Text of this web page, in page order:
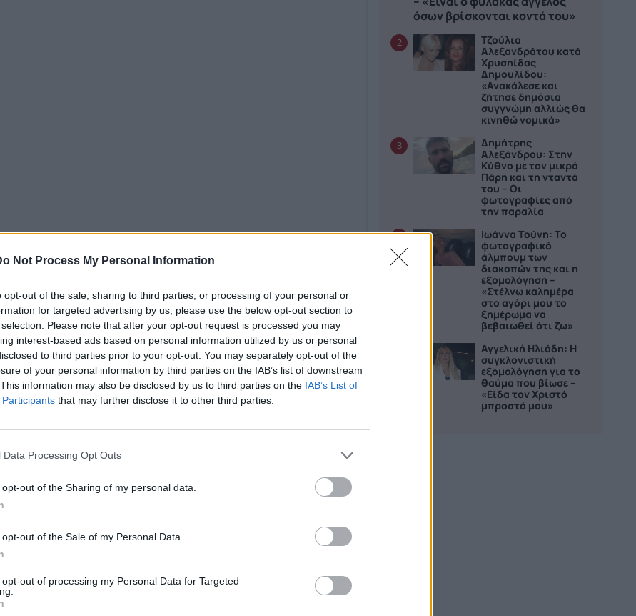
Not Process My Personal Information
opt-out of the sale, sharing to third parties, or processing of your personal or
for targeted advertising by us, please use the below opt-out section to
Please note that after your opt-out request is processed you may
interest-based ads based on personal information utilized by us or personal
to third parties prior to your opt-out. You may separately opt-out of the
of your personal information by third parties on the IAB’s list of downstream
information may also be disclosed by us to third parties on the IAB’s List of
that may further disclose it to other third parties.
Data Processing Opt Outs
out of the Sharing of my personal data.
out of the Sale of my Personal Data.
out of processing my Personal Data for Targeted
όσων βρίσκονται κοντά του»
2
Τζούλια
Αλεξανδράτου κατά
Χρυσηίδας
Δημουλίδου:
«Ανακάλεσε και
ζήτησε δημόσια
συγγνώμη αλλιώς θα
κινηθώ νομικά»
3
Δημήτρης
Αλεξάνδρου: Στην
Κύθνο με τον μικρό
Πάρη και τη νταντά
του – Οι
φωτογραφίες από
την παραλία
4
Ιωάννα Τούνη: Το
φωτογραφικό
άλμπουμ των
διακοπών της και η
εξομολόγηση –
«Στέλνω καλημέρα
στο αγόρι μου το
ξημέρωμα να
βεβαιωθεί ότι ζω»
Αγγελική Ηλιάδη: Η
συγκλονιστική
εξομολόγηση για το
θαύμα που βίωσε –
«Είδα τον Χριστό
μπροστά μου»